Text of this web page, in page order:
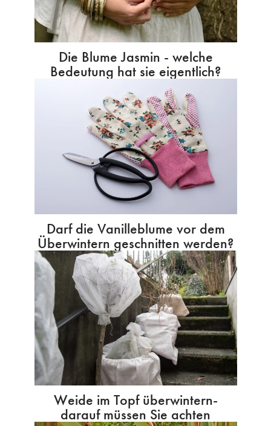
Die Blume Jasmin - welche
Bedeutung hat sie eigentlich?
Darf die Vanilleblume vor dem
Überwintern geschnitten werden?
Weide im Topf überwintern-
darauf müssen Sie achten